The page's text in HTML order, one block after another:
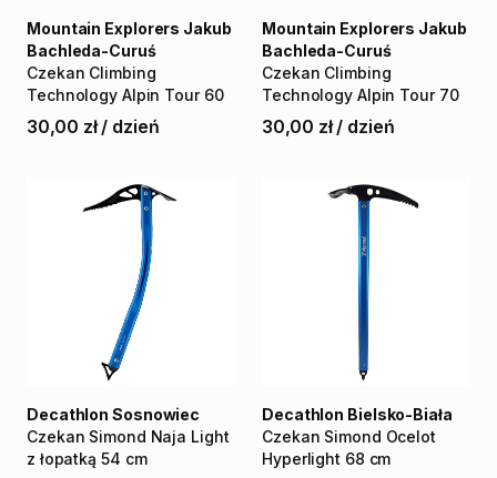
Czekan Climbing
Technology Alpin Tour 60
Mountain Explorers Jakub
Bachleda-Curuś
30,00 zł / dzień
Czekan Climbing
Technology Alpin Tour 70
Mountain Explorers Jakub
Bachleda-Curuś
30,00 zł / dzień
Czekan Simond Naja Light
z łopatką 54 cm
Decathlon Sosnowiec
Czekan Simond Ocelot
Hyperlight 68 cm
Decathlon Bielsko-Biała